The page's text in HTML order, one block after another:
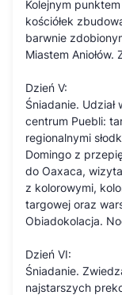
Kolejnym
kościółek
barwnie
Miastem
Dzień V:
Śniadanie.
centrum Puebli:
regionalnymi
Domingo z
do Oaxaca,
z kolorowymi,
targowej oraz
Obiadokolacja.
Dzień VI:
Śniadanie.
najstarszych